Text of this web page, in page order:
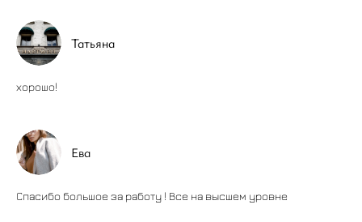
Татьяна
хорошо!
Ева
Спасибо большое за работу ! Все на высшем уровне